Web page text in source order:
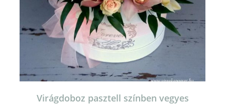
Virágdoboz pasztell színben vegyes